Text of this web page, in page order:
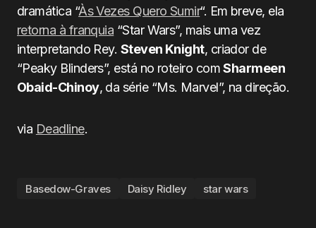
dramática “Às Vezes Quero Sumir“. Em breve, ela
retorna à franquia “Star Wars”, mais uma vez
interpretando Rey. Steven Knight, criador de
“Peaky Blinders”, está no roteiro comSharmeen
Obaid-Chinoy, da série “Ms. Marvel”, na direção.
via Deadline.
Basedow-Graves Daisy Ridley star wars